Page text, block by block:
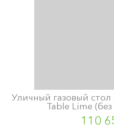
Уличный газовый
Table Lime
110